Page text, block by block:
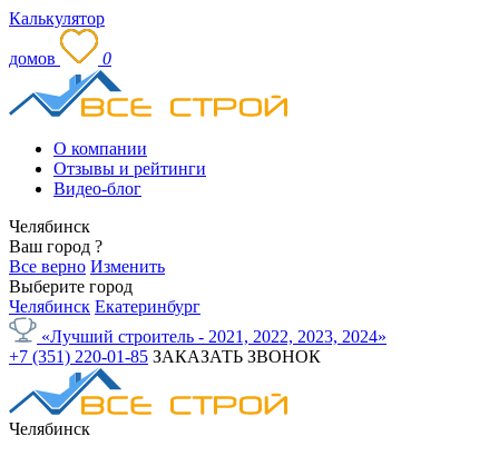
Калькулятор
домов 0
О компании
Отзывы и рейтинги
Видео-блог
Челябинск
Ваш город ?
Все верно Изменить
Выберите город
Челябинск Екатеринбург
«Лучший строитель - 2021, 2022, 2023, 2024»
+7 (351) 220-01-85 ЗАКАЗАТЬ ЗВОНОК
Челябинск